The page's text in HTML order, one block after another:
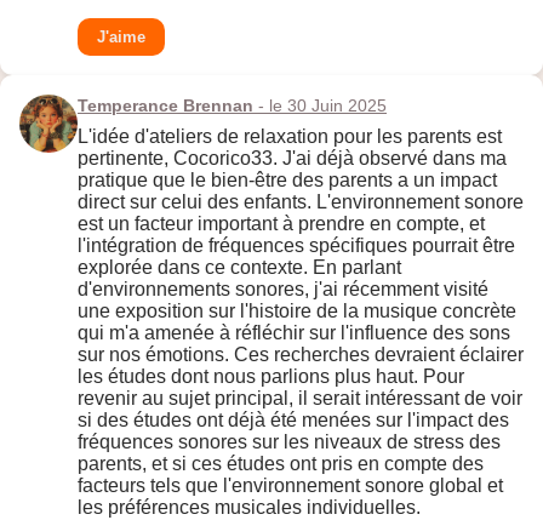
J'aime
Temperance Brennan - le 30 Juin 2025
L'idée d'ateliers de relaxation pour les parents est
pertinente, Cocorico33. J'ai déjà observé dans ma
pratique que le bien-être des parents a un impact
direct sur celui des enfants. L'environnement sonore
est un facteur important à prendre en compte, et
l'intégration de fréquences spécifiques pourrait être
explorée dans ce contexte. En parlant
d'environnements sonores, j'ai récemment visité
une exposition sur l'histoire de la musique concrète
qui m'a amenée à réfléchir sur l'influence des sons
sur nos émotions. Ces recherches devraient éclairer
les études dont nous parlions plus haut. Pour
revenir au sujet principal, il serait intéressant de voir
si des études ont déjà été menées sur l'impact des
fréquences sonores sur les niveaux de stress des
parents, et si ces études ont pris en compte des
facteurs tels que l'environnement sonore global et
les préférences musicales individuelles.